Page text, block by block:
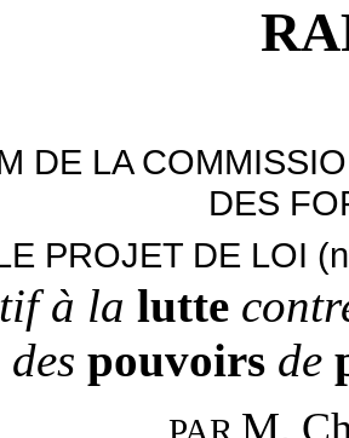
DE LA
DES
PROJET DE LOI
à la lutte
des pouvoirsde